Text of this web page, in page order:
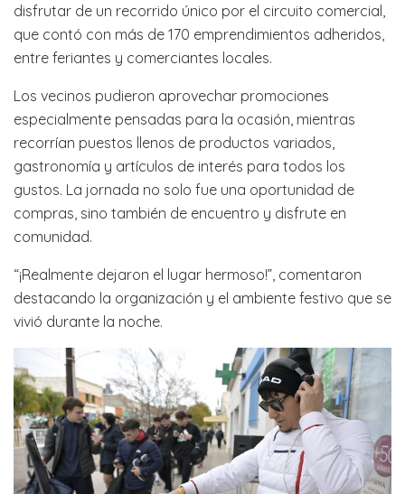
disfrutar de un recorrido único por el circuito comercial,
que contó con más de 170 emprendimientos adheridos,
entre feriantes y comerciantes locales.
Los vecinos pudieron aprovechar promociones
especialmente pensadas para la ocasión, mientras
recorrían puestos llenos de productos variados,
gastronomía y artículos de interés para todos los
gustos. La jornada no solo fue una oportunidad de
compras, sino también de encuentro y disfrute en
comunidad.
“¡Realmente dejaron el lugar hermoso!”, comentaron
destacando la organización y el ambiente festivo que se
vivió durante la noche.